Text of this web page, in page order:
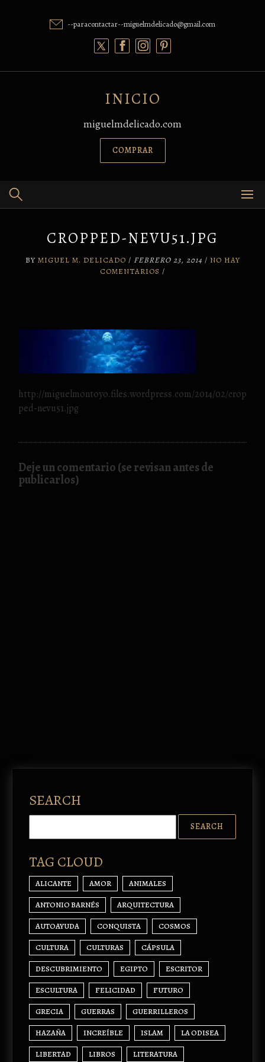
--paracontactar--miguelmdelicado@gmail.com
INICIO
miguelmdelicado.com
COMPRAR
CROPPED-NEVU51.JPG
BY MIGUEL M. DELICADO / FEBRERO 23, 2014 / NO HAY
COMENTARIOS /
http://miguelmontoyo.files.wordpress.com/2014/02/crop
ped-nevu51.jpg
Deje un comentario (se revisan antes de
publicarlos)
SEARCH
TAG CLOUD
ALICANTE AMOR ANIMALES
ANTONIO BARNÉS ARQUITECTURA
AUTOAYUDA CONQUISTA COSMOS
CULTURA CULTURAS CÁPSULA
DESCUBRIMIENTO EGIPTO ESCRITOR
ESCULTURA FELICIDAD FUTURO
GRECIA GUERRAS GUERRILLEROS
HAZAÑA INCREÍBLE ISLAM LA ODISEA
LIBERTAD LIBROS LITERATURA